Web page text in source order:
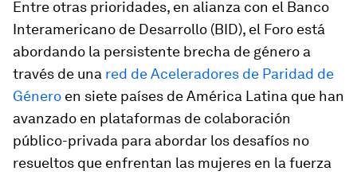
Entre otras prioridades, en alianza con el Banco
Interamericano de Desarrollo (BID), el Foro está
abordando la persistente brecha de género a
través de una red de Aceleradores de Paridad de
Género en siete países de América Latina que han
avanzado en plataformas de colaboración
público-privada para abordar los desafíos no
resueltos que enfrentan las mujeres en la fuerza